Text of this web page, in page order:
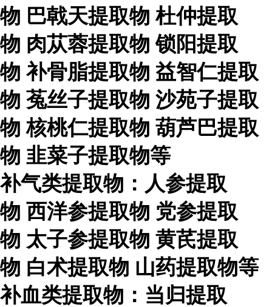
物 巴戟天提取物 杜仲提取
物 肉苁蓉提取物 锁阳提取
物 补骨脂提取物 益智仁提取
物 菟丝子提取物 沙苑子提取
物 核桃仁提取物 葫芦巴提取
物 韭菜子提取物等
补气类提取物：人参提取
物 西洋参提取物 党参提取
物 太子参提取物 黄芪提取
物 白术提取物 山药提取物等
补血类提取物：当归提取